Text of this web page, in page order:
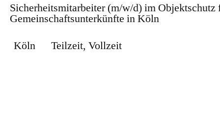
Sicherheitsmitarbeiter (m/w/d) im Objektschutz
Gemeinschaftsunterkünfte in Köln
Köln
Teilzeit, Vollzeit